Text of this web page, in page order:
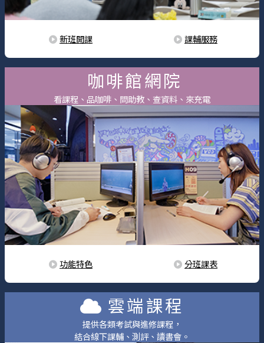
新班開課 課輔服務
咖啡館網院
看課程、品咖啡、問助教、查資料、來充電
功能特色 分班課表
雲端課程
提供各類考試與進修課程，
結合線下課輔、測評、讀書會。